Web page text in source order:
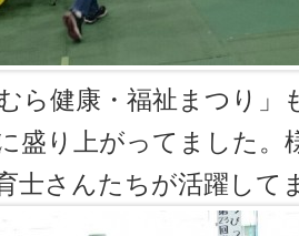
ら健康・福祉まつり」
盛り上がってました。
士さんたちが活躍して